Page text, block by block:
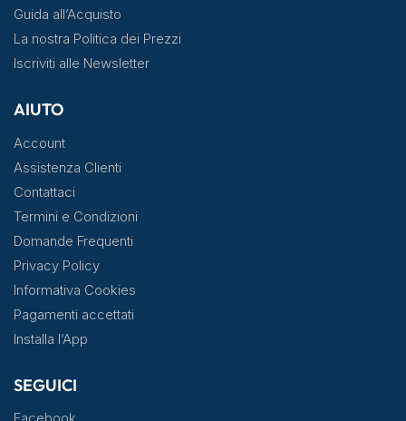
Guida all’Acquisto
La nostra Politica dei Prezzi
Iscriviti alle Newsletter
AIUTO
Account
Assistenza Clienti
Contattaci
Termini e Condizioni
Domande Frequenti
Privacy Policy
Informativa Cookies
Pagamenti accettati
Installa l’App
SEGUICI